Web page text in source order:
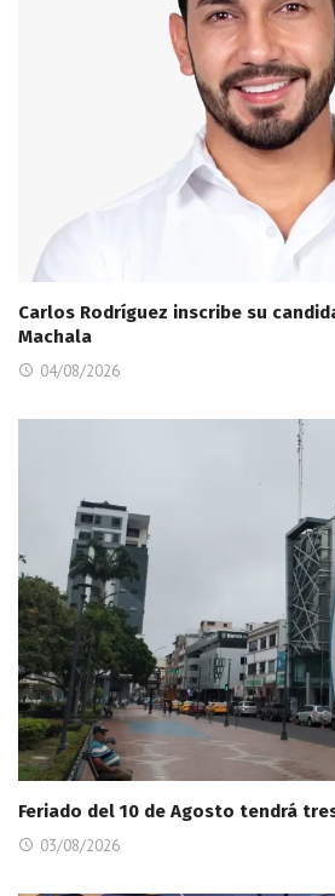
Carlos Rodríguez inscribe su
Machala
04/08/2026
Feriado del 10 de Agosto tendrá
03/08/2026